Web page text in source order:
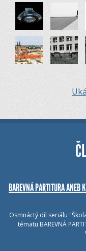
BAREVNÁ PARTITURA ANEB
Osmnáctý díl seriálu
tématu BAREVNÁ